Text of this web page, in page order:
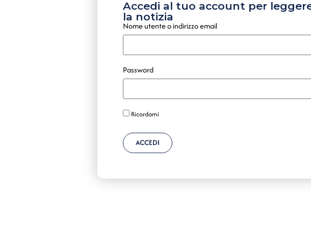
Accedi al tuo account per
la notizia
Nome utente o indirizzo email
Password
Ricordami
ACCEDI